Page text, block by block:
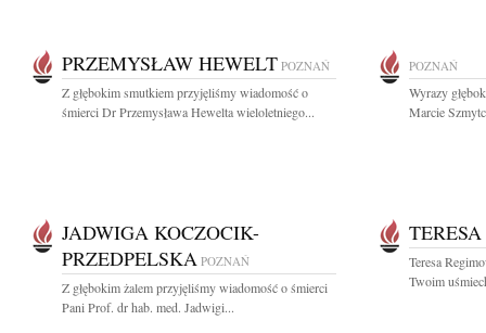
PRZEMYSŁAW HEWELT POZNAŃ
Z głębokim smutkiem przyjęliśmy wiadomość o
śmierci Dr Przemysława Hewelta wieloletniego...
POZNAŃ
Wyrazy
Marcie
JADWIGA KOCZOCIK-
PRZEDPELSKA POZNAŃ
Z głębokim żalem przyjęliśmy wiadomość o śmierci
Pani Prof. dr hab. med. Jadwigi...
Teresa
Twoim